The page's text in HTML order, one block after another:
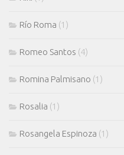
Río Roma (1)
Romeo Santos (4)
Romina Palmisano (1)
Rosalia (1)
Rosangela Espinoza (1)